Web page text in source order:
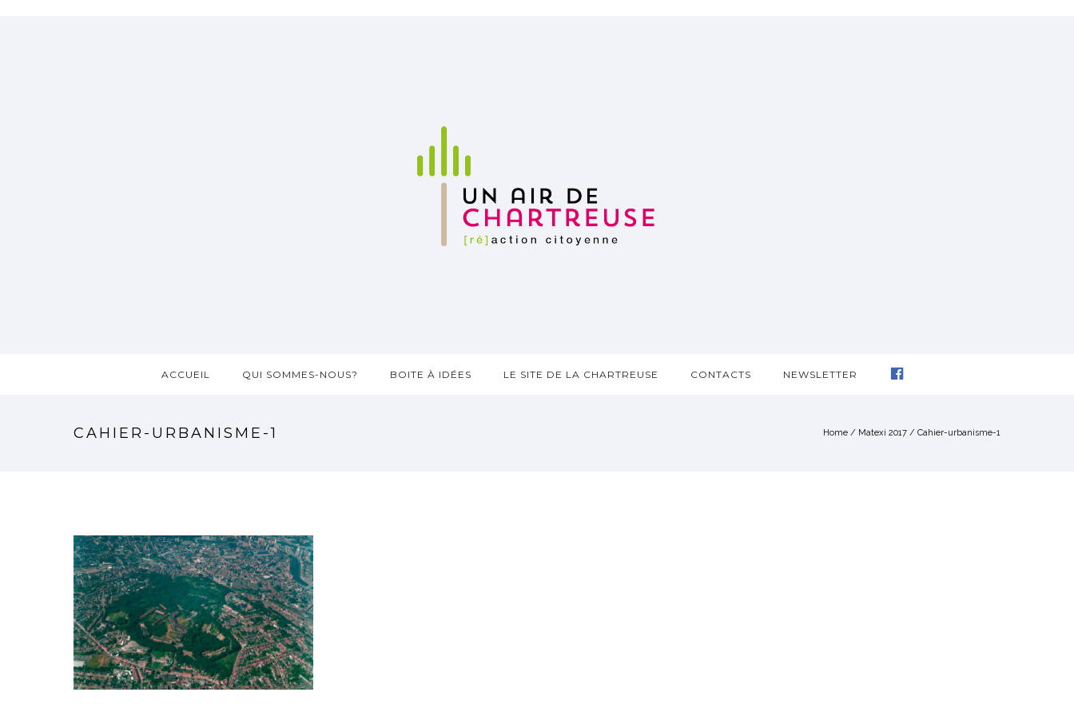
ACCUEIL QUI SOMMES-NOUS? BOITE À IDÉES LE SITE DE LA CHARTREUSE CONTACTS NEWSLETTER
CAHIER-URBANISME-1 Home / Matexi 2017 / Cahier-urbanisme-1